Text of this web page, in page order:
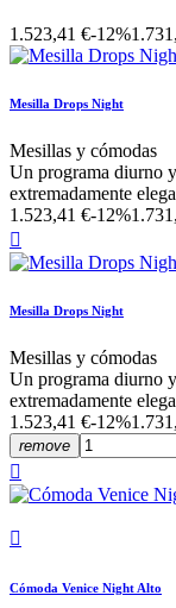
1.523,41 €-12%
Mesilla Drops Night
Mesillas y cómodas
Un programa diurno
extremadamente
1.523,41 €-12%

Mesilla Drops Night
Mesillas y cómodas
Un programa diurno
extremadamente
1.523,41 €-12%
remove


Cómoda Venice Night Alto